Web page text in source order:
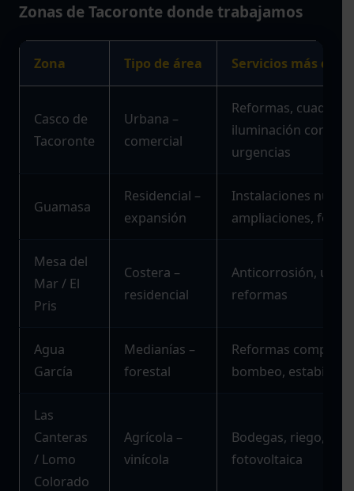
Zonas de Tacoronte donde trabajamos
Zona Tipo de área Servicios más
Casco de
Tacoronte
Urbana –
comercial
Reformas, cuadros,
iluminación
urgencias
Guamasa
Residencial –
expansión
Instalaciones
ampliaciones,
Mesa del
Mar / El
Pris
Costera –
residencial
Anticorrosión,
reformas
Agua
García
Medianías –
forestal
Reformas
bombeo,
Las
Canteras
/ Lomo
Colorado
Agrícola –
vinícola
Bodegas, riego,
fotovoltaica